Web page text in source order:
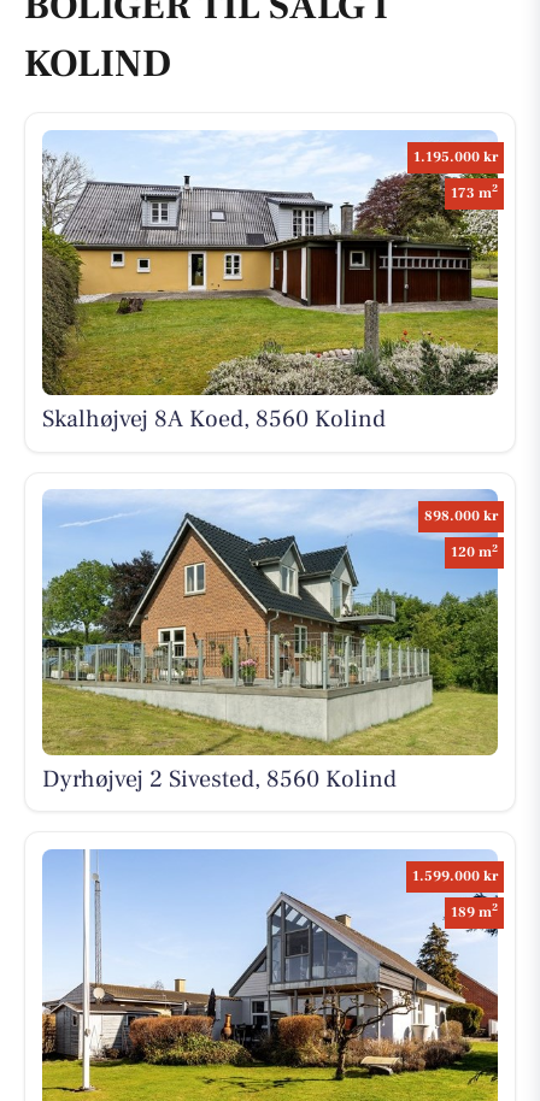
KOLIND
1.195.000 kr
173 m2
Skalhøjvej 8A Koed, 8560 Kolind
898.000 kr
120 m2
Dyrhøjvej 2 Sivested, 8560 Kolind
1.599.000 kr
189 m2